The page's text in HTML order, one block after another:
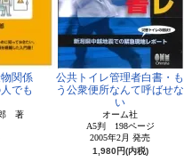
関係
でも
著
公共トイレ管理者白書・も
う公衆便所なんて呼ばせな
い
オーム社
A5判 198ページ
2005年2月 発売
1,980円(内税)